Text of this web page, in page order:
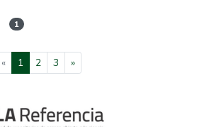
1
« 1 (current)
2 3 »